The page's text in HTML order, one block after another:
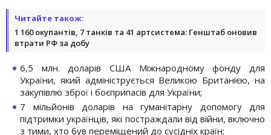
Читайте також:
1 160 окупантів, 7 танків та 41 артсистема: Генштаб оновив
втрати РФ за добу
6,5 млн. доларів США Міжнародному фонду для
України, який адмініструється Великою Британією, на
закупівлю зброї і боєприпасів для України;
7 мільйонів доларів на гуманітарну допомогу для
підтримки українців, які постраждали від війни, включно
з тими, хто був переміщений до сусідніх країн;